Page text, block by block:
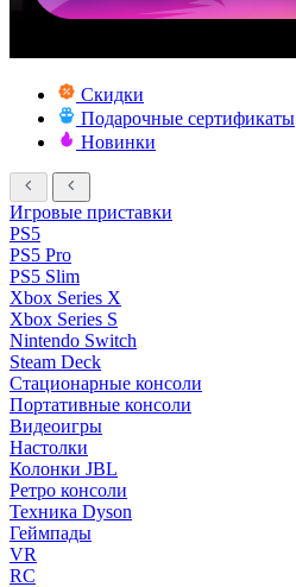
Скидки
Подарочные сертификаты
Новинки
Игровые приставки
PS5
PS5 Pro
PS5 Slim
Xbox Series X
Xbox Series S
Nintendo Switch
Steam Deck
Стационарные консоли
Портативные консоли
Видеоигры
Настолки
Колонки JBL
Ретро консоли
Техника Dyson
Геймпады
VR
RC